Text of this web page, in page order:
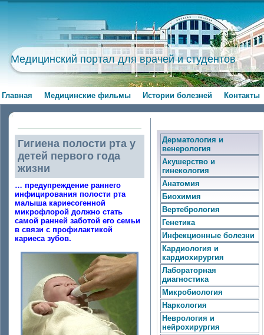
Медицинский портал для врачей и студентов
Главная Медицинские фильмы Истории болезней Контакты
Гигиена полости рта у
детей первого года
жизни
… предупреждение раннего
инфицирования полости рта
малыша кариесогенной
микрофлорой должно стать
самой ранней заботой его семьи
в связи с профилактикой
кариеса зубов.
Дерматология и
венерология
Акушерство и
гинекология
Анатомия
Биохимия
Вертебрология
Генетика
Инфекционные болезни
Кардиология и
кардиохирургия
Лабораторная
диагностика
Микробиология
Наркология
Неврология и
нейрохирургия